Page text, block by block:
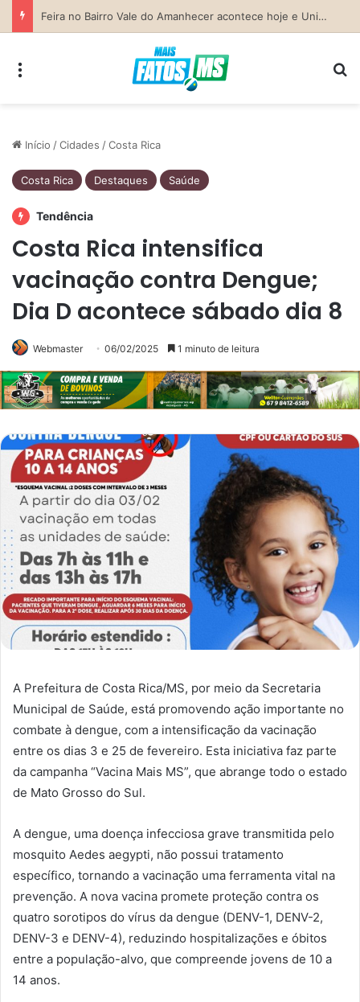
Previsão do Tempo para Costa Rica nesta sexta-feira (7)
Início /Cidades /Costa Rica
Costa Rica Destaques Saúde
Tendência
Costa Rica intensifica
vacinação contra Dengue;
Dia D acontece sábado dia 8
Webmaster 06/02/2025 1 minuto de leitura
A Prefeitura de Costa Rica/MS, por meio da Secretaria
Municipal de Saúde, está promovendo ação importante no
combate à dengue, com a intensificação da vacinação
entre os dias 3 e 25 de fevereiro. Esta iniciativa faz parte
da campanha “Vacina Mais MS”, que abrange todo o estado
de Mato Grosso do Sul.
A dengue, uma doença infecciosa grave transmitida pelo
mosquito Aedes aegypti, não possui tratamento
específico, tornando a vacinação uma ferramenta vital na
prevenção. A nova vacina promete proteção contra os
quatro sorotipos do vírus da dengue (DENV-1, DENV-2,
DENV-3 e DENV-4), reduzindo hospitalizações e óbitos
entre a população-alvo, que compreende jovens de 10 a
14 anos.